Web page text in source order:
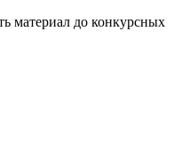
материал до конкурсных